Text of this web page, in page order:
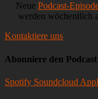
Neue Podcast-
werden wöchentlich
Kontaktiere uns
Abonniere den Podcast
Spotify Soundcloud